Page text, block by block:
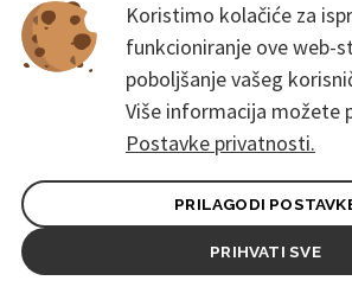
Koristimo kolačiće za
funkcioniranje ove web-
poboljšanje vašeg
Više informacija možete
Postavke privatnosti.
PRILAGODI
PRIHVATI SVE
bez čekanja u redu
Opći uvjeti ugovora za kupce
Pravila zaštite osobnih podataka
© 2026. CoreEvent